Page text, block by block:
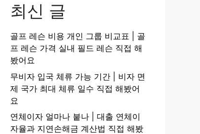
최신 글
골프 레슨 비용 개인 그룹 비교표 | 골
프 레슨 가격 실내 필드 레슨 직접 해
봤어요
무비자 입국 체류 가능 기간 | 비자 면
제 국가 최대 체류 일수 직접 해봤어
요
연체이자 얼마나 붙나 | 대출 연체이
자율과 지연손해금 계산법 직접 해봤